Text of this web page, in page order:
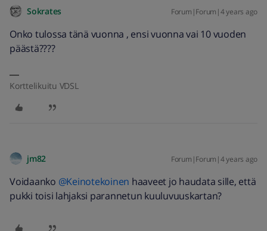
Sokrates Forum|Forum|4 years ago
Onko tulossa tänä vuonna , ensi vuonna vai 10 vuoden
päästä????
Korttelikuitu VDSL
jm82 Forum|Forum|4 years ago
Voidaanko @Keinotekoinen haaveet jo haudata sille, että
pukki toisi lahjaksi parannetun kuuluvuuskartan?